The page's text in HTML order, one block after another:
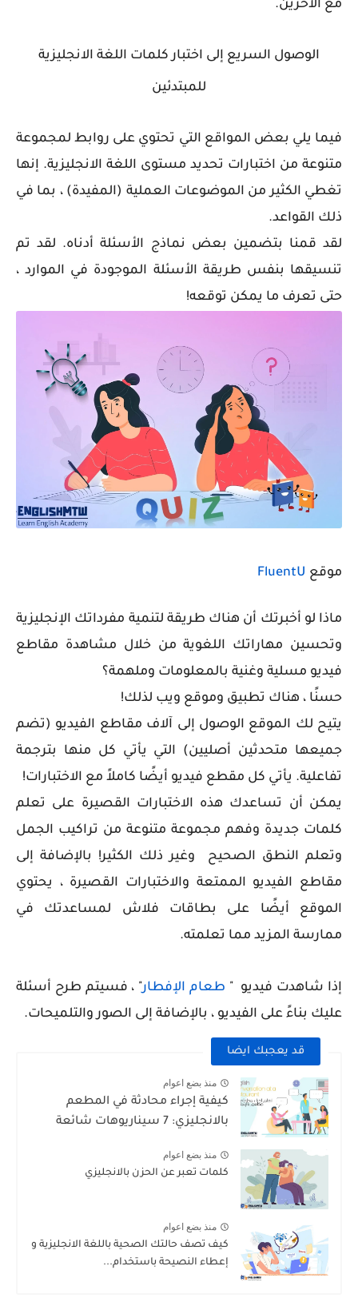
مع الآخرين.
الوصول السريع إلى اختبار كلمات اللغة الانجليزية
للمبتدئين
فيما يلي بعض المواقع التي تحتوي على روابط لمجموعة
متنوعة من اختبارات تحديد مستوى اللغة الانجليزية. إنها
تغطي الكثير من الموضوعات العملية (المفيدة) ، بما في
ذلك القواعد.
لقد قمنا بتضمين بعض نماذج الأسئلة أدناه. لقد تم
تنسيقها بنفس طريقة الأسئلة الموجودة في الموارد ،
حتى تعرف ما يمكن توقعه!
موقع FluentU
ماذا لو أخبرتك أن هناك طريقة لتنمية مفرداتك الإنجليزية
وتحسين مهاراتك اللغوية من خلال مشاهدة مقاطع
فيديو مسلية وغنية بالمعلومات وملهمة؟
حسنًا ، هناك تطبيق وموقع ويب لذلك!
يتيح لك الموقع الوصول إلى آلاف مقاطع الفيديو (تضم
جميعها متحدثين أصليين) التي يأتي كل منها بترجمة
تفاعلية. يأتي كل مقطع فيديو أيضًا كاملاً مع الاختبارات!
يمكن أن تساعدك هذه الاختبارات القصيرة على تعلم
كلمات جديدة وفهم مجموعة متنوعة من تراكيب الجمل
وتعلم النطق الصحيح وغير ذلك الكثير! بالإضافة إلى
مقاطع الفيديو الممتعة والاختبارات القصيرة ، يحتوي
الموقع أيضًا على بطاقات فلاش لمساعدتك في
ممارسة المزيد مما تعلمته.
إذا شاهدت فيديو " طعام الإفطار" ، فسيتم طرح أسئلة
عليك بناءً على الفيديو ، بالإضافة إلى الصور والتلميحات.
قد يعجبك ايضا
منذ بضع اعوام
كيفية إجراء محادثة في المطعم
بالانجليزي: 7 سيناريوهات شائعة
منذ بضع اعوام
كلمات تعبر عن الحزن بالانجليزي
منذ بضع اعوام
كيف تصف حالتك الصحية باللغة الانجليزية و
إعطاء النصيحة باستخدام...